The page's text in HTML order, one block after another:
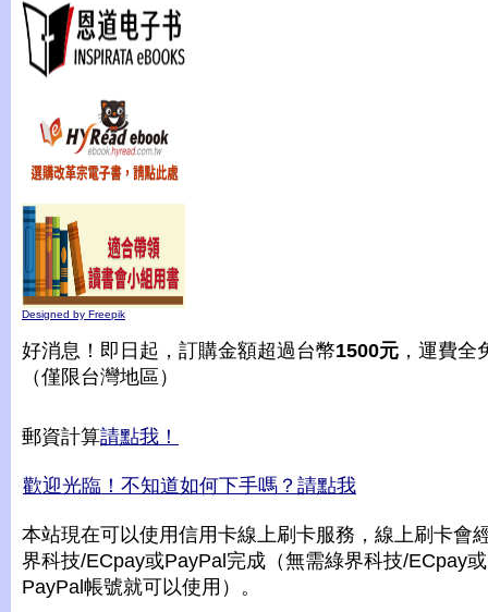
Designed by Freepik
好消息！即日起，訂購金額超過台幣1500元 ，運費全
（僅限台灣地區）
郵資計算請點我！
歡迎光臨！不知道如何下手嗎？請點我
本站現在可以使用信用卡線上刷卡服務，線上刷卡會
界科技/ECpay或PayPal完成（無需綠界科技/ECpay或
PayPal帳號就可以使用）。